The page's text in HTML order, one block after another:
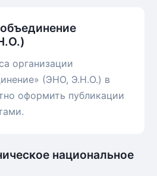
организации
(ЭНО, Э.Н.О.) в
оформить публикации
национальное